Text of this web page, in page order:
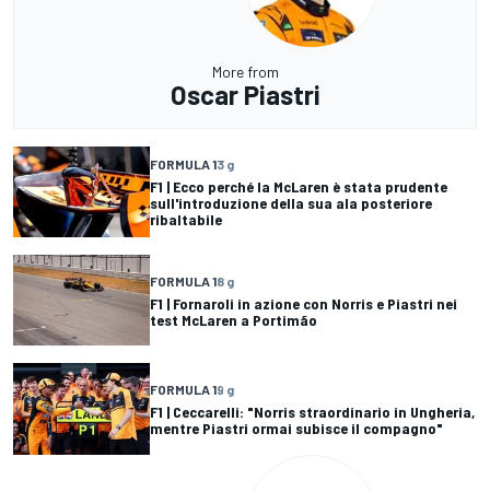
More from
Oscar Piastri
FORMULA 13 g
F1 | Ecco perché la McLaren è stata prudente
sull'introduzione della sua ala posteriore
ribaltabile
FORMULA 18 g
F1 | Fornaroli in azione con Norris e Piastri nei
test McLaren a Portimão
FORMULA 19 g
F1 | Ceccarelli: "Norris straordinario in Ungheria,
mentre Piastri ormai subisce il compagno"